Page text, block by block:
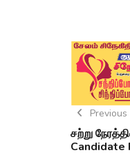
Previous
சற்று
Candidate